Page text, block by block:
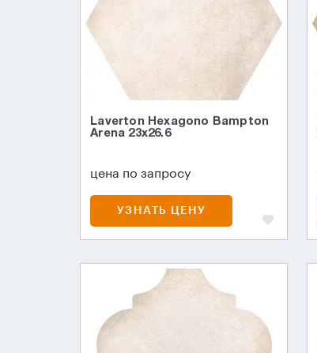
Laverton Hexagono Bampton
Arena 23x26.6
цена по запросу
УЗНАТЬ ЦЕНУ